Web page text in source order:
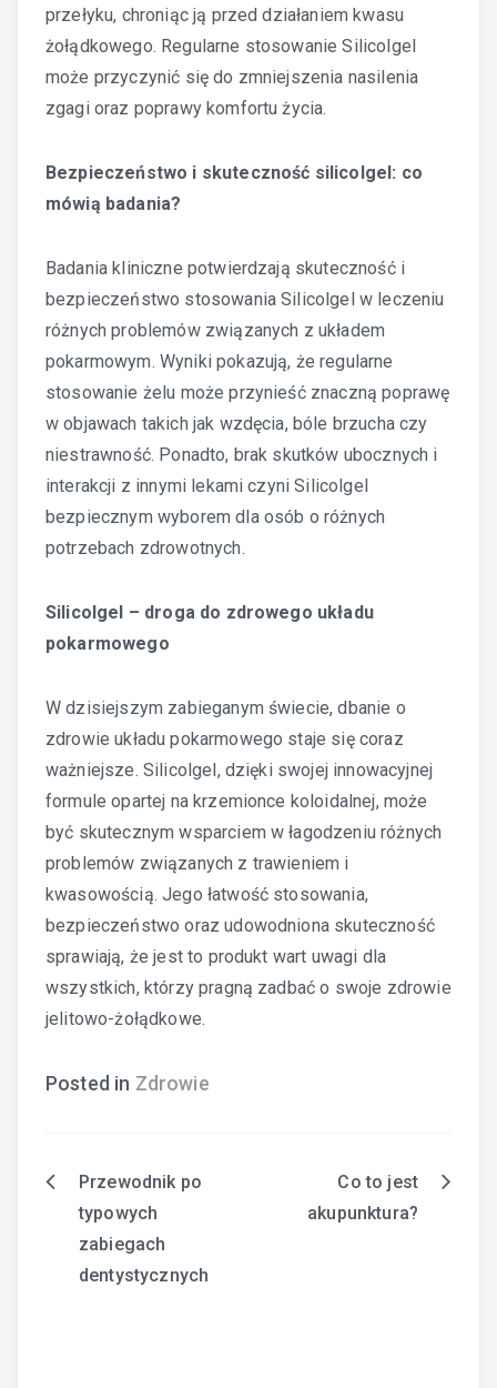
przełyku, chroniąc ją przed działaniem kwasu
żołądkowego. Regularne stosowanie Silicolgel
może przyczynić się do zmniejszenia nasilenia
zgagi oraz poprawy komfortu życia.
Bezpieczeństwo i skuteczność silicolgel: co
mówią badania?
Badania kliniczne potwierdzają skuteczność i
bezpieczeństwo stosowania Silicolgel w leczeniu
różnych problemów związanych z układem
pokarmowym. Wyniki pokazują, że regularne
stosowanie żelu może przynieść znaczną poprawę
w objawach takich jak wzdęcia, bóle brzucha czy
niestrawność. Ponadto, brak skutków ubocznych i
interakcji z innymi lekami czyni Silicolgel
bezpiecznym wyborem dla osób o różnych
potrzebach zdrowotnych.
Silicolgel – droga do zdrowego układu
pokarmowego
W dzisiejszym zabieganym świecie, dbanie o
zdrowie układu pokarmowego staje się coraz
ważniejsze. Silicolgel, dzięki swojej innowacyjnej
formule opartej na krzemionce koloidalnej, może
być skutecznym wsparciem w łagodzeniu różnych
problemów związanych z trawieniem i
kwasowością. Jego łatwość stosowania,
bezpieczeństwo oraz udowodniona skuteczność
sprawiają, że jest to produkt wart uwagi dla
wszystkich, którzy pragną zadbać o swoje zdrowie
jelitowo-żołądkowe.
Posted in Zdrowie
Nawigacja
wpisu
Przewodnik po
typowych
zabiegach
dentystycznych
Co to jest
akupunktura?